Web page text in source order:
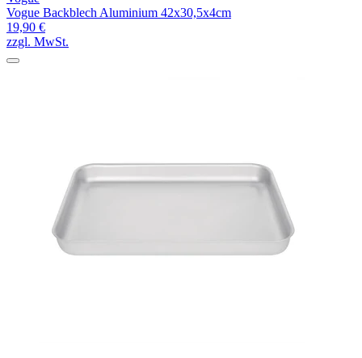
Vogue Backblech Aluminium 42x30,5x4cm
19,90 €
zzgl. MwSt.